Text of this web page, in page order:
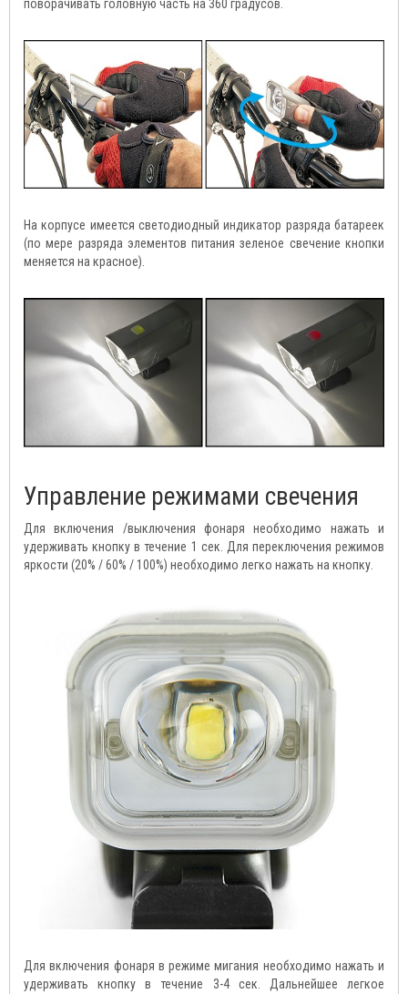
поворачивать головную часть на 360 градусов.
На корпусе имеется светодиодный индикатор разряда батареек
(по мере разряда элементов питания зеленое свечение кнопки
меняется на красное).
Управление режимами свечения
Для включения /выключения фонаря необходимо нажать и
удерживать кнопку в течение 1 сек. Для переключения режимов
яркости (20% / 60% / 100%) необходимо легко нажать на кнопку.
Для включения фонаря в режиме мигания необходимо нажать и
удерживать кнопку в течение 3-4 сек. Дальнейшее легкое